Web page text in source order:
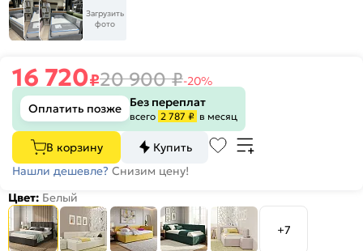
Загрузить
фото
16 720₽20 900₽-20%
Оплатить позже
Без переплат
всего 2 787 ₽ в месяц
В корзину
Купить
Нашли дешевле? Снизим цену!
Цвет: Белый
+7